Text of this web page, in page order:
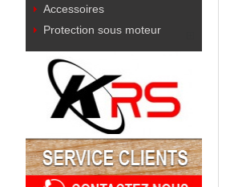
Accessoires
Protection sous moteur